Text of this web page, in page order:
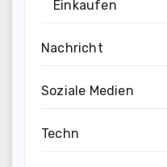
Einkaufen
Nachricht
Soziale Medien
Techn